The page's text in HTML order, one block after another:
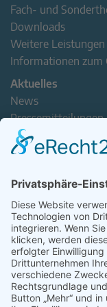
Fach- und
Downloads
Weitere Leistungen
Informationen zum
Aktuelles
News
Pressemitteilungen
Newsletter
Handel(n) im
Verband erleben
Der Tag des
Jetzt
Veranstaltungen
Intern
Mitgliederbereich